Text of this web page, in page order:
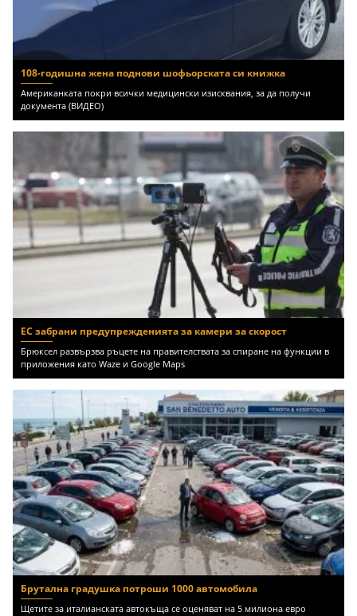
108-годишна жена поднови шофьорската си книжка
Американката покри всички медицински изисквания, за да получи
документа (ВИДЕО)
ЕС забрани предупрежденията за камери за скорост
Брюксел развързва ръцете на правителствата за спиране на функции в
приложения като Waze и Google Maps
Брутална градушка потроши 1000 автомобила
Щетите за италианската автокъща се оценяват на 5 милиона евро